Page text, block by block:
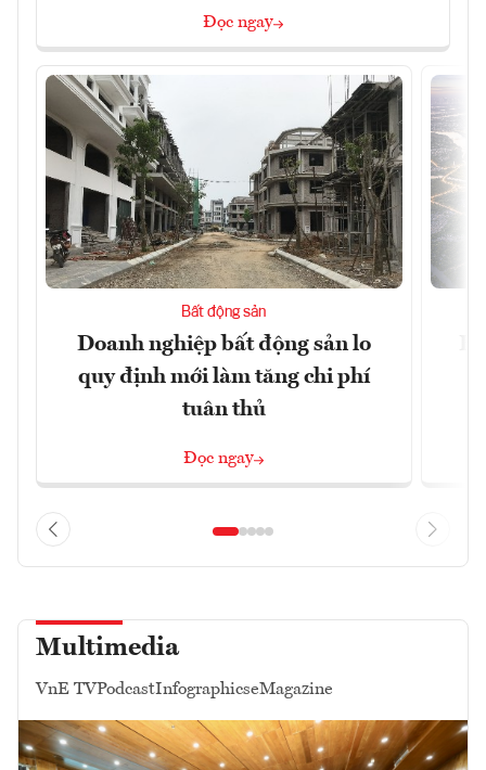
Đọc ngay
Bất động sản
Doanh nghiệp bất động sản lo
quy định mới làm tăng chi phí
tuân thủ
Đọc ngay
Multimedia
VnE TVPodcastInfographicseMagazine